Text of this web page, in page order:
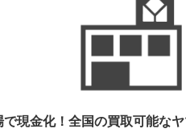
で現金化！全国の買取可能な